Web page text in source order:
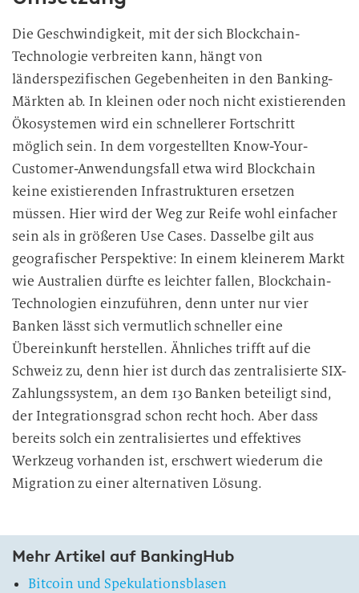
Die Geschwindigkeit, mit der sich Blockchain-
Technologie verbreiten kann, hängt von
länderspezifischen Gegebenheiten in den Banking-
Märkten ab. In kleinen oder noch nicht existierenden
Ökosystemen wird ein schnellerer Fortschritt
möglich sein. In dem vorgestellten Know-Your-
Customer-Anwendungsfall etwa wird Blockchain
keine existierenden Infrastrukturen ersetzen
müssen. Hier wird der Weg zur Reife wohl einfacher
sein als in größeren Use Cases. Dasselbe gilt aus
geografischer Perspektive: In einem kleinerem Markt
wie Australien dürfte es leichter fallen, Blockchain-
Technologien einzuführen, denn unter nur vier
Banken lässt sich vermutlich schneller eine
Übereinkunft herstellen. Ähnliches trifft auf die
Schweiz zu, denn hier ist durch das zentralisierte SIX-
Zahlungssystem, an dem 130 Banken beteiligt sind,
der Integrationsgrad schon recht hoch. Aber dass
bereits solch ein zentralisiertes und effektives
Werkzeug vorhanden ist, erschwert wiederum die
Migration zu einer alternativen Lösung.
Mehr Artikel auf BankingHub
Bitcoin und Spekulationsblasen